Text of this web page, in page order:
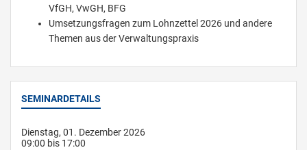
VfGH, VwGH, BFG
Umsetzungsfragen zum Lohnzettel 2026 und andere
Themen aus der Verwaltungspraxis
SEMINARDETAILS
Dienstag, 01. Dezember 2026
09:00 bis 17:00